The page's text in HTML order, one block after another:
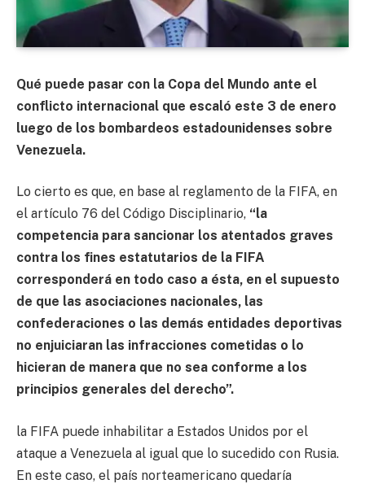
Qué puede pasar con la Copa del Mundo ante el
conflicto internacional que escaló este 3 de enero
luego de los bombardeos estadounidenses sobre
Venezuela.
Lo cierto es que, en base al reglamento de la FIFA, en
el artículo 76 del Código Disciplinario, “la
competencia para sancionar los atentados graves
contra los fines estatutarios de la FIFA
corresponderá en todo caso a ésta, en el supuesto
de que las asociaciones nacionales, las
confederaciones o las demás entidades deportivas
no enjuiciaran las infracciones cometidas o lo
hicieran de manera que no sea conforme a los
principios generales del derecho”.
la FIFA puede inhabilitar a Estados Unidos por el
ataque a Venezuela al igual que lo sucedido con Rusia.
En este caso, el país norteamericano quedaría